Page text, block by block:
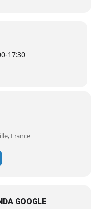
-17:30
France
GOOGLE